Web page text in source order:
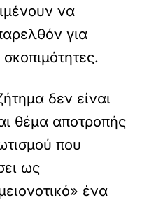
να
για
δεν είναι
θέμα αποτροπής
που
ως
ένα